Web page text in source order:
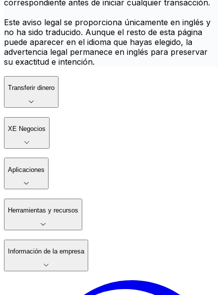
correspondiente antes de iniciar cualquier transacción.
Este aviso legal se proporciona únicamente en inglés y
no ha sido traducido. Aunque el resto de esta página
puede aparecer en el idioma que hayas elegido, la
advertencia legal permanece en inglés para preservar
su exactitud e intención.
Transferir dinero
XE Negocios
Aplicaciones
Herramientas y recursos
Información de la empresa